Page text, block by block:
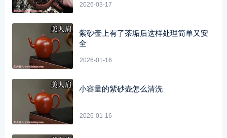
2026-03-17
紫砂壶上有了茶垢后这样处理简单又安
全
2026-01-16
小容量的紫砂壶怎么清洗
2026-01-16